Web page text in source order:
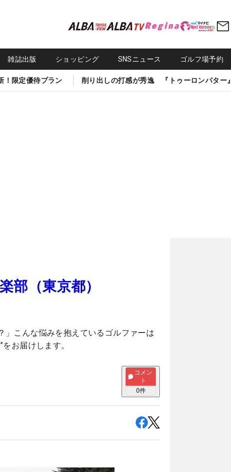
雑誌出版 ショッピング SNSニュース ゴルフ場予約
！限定優待プラン 削り出しの打感が秀逸 『トゥーロンパター』
部（東京都）
」こんな悩みを抱えているゴルファーは
お届けします。
コメン
ト
0件